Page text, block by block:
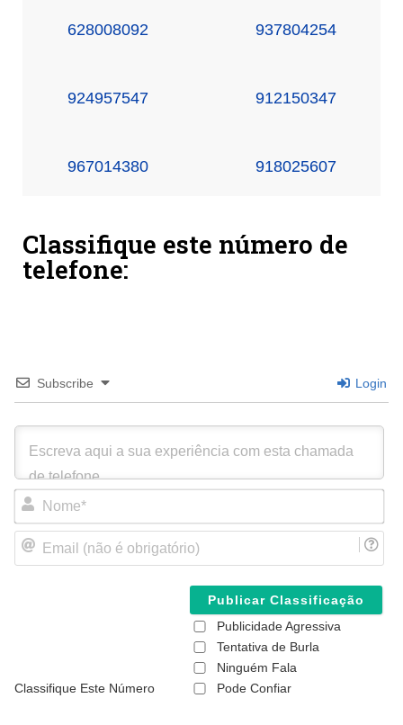
628008092 937804254
924957547 912150347
967014380 918025607
Classifique este número de
telefone:
Subscribe Login
N
m
a
Classifique Este Número
Publicidade Agressiva
Tentativa de Burla
Ninguém Fala
Pode Confiar